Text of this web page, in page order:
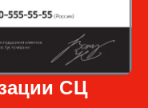
СЦ